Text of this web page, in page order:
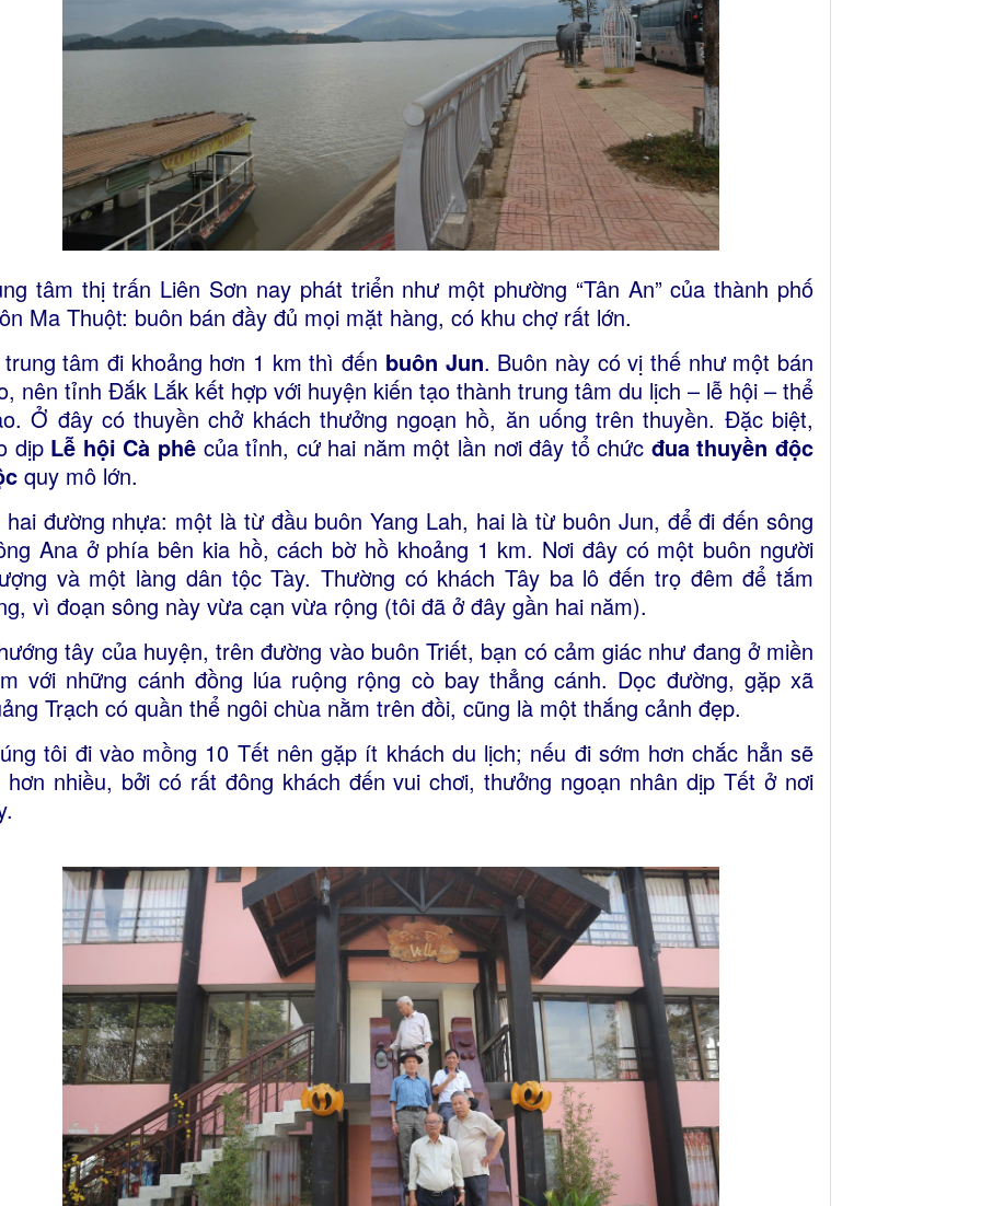
tâm thị trấn Liên Sơn nay phát triển như một phường “Tân An” của thành phố
Ma Thuột: buôn bán đầy đủ mọi mặt hàng, có khu chợ rất lớn.
tâm đi khoảng hơn 1 km thì đến buôn Jun. Buôn này có vị thế như một bán
nên tỉnh Đắk Lắk kết hợp với huyện kiến tạo thành trung tâm du lịch – lễ hội – thể
Ở đây có thuyền chở khách thưởng ngoạn hồ, ăn uống trên thuyền. Đặc biệt,
dịp Lễ hội Cà phêcủa tỉnh, cứ hai năm một lần nơi đây tổ chức đua thuyền độc
quy mô lớn.
hai đường nhựa: một là từ đầu buôn Yang Lah, hai là từ buôn Jun, để đi đến sông
Ana ở phía bên kia hồ, cách bờ hồ khoảng 1 km. Nơi đây có một buôn người
và một làng dân tộc Tày. Thường có khách Tây ba lô đến trọ đêm để tắm
vì đoạn sông này vừa cạn vừa rộng (tôi đã ở đây gần hai năm).
tây của huyện, trên đường vào buôn Triết, bạn có cảm giác như đang ở miền
với những cánh đồng lúa ruộng rộng cò bay thẳng cánh. Dọc đường, gặp xã
Trạch có quần thể ngôi chùa nằm trên đồi, cũng là một thắng cảnh đẹp.
tôi đi vào mồng 10 Tết nên gặp ít khách du lịch; nếu đi sớm hơn chắc hẳn sẽ
hơn nhiều, bởi có rất đông khách đến vui chơi, thưởng ngoạn nhân dịp Tết ở nơi